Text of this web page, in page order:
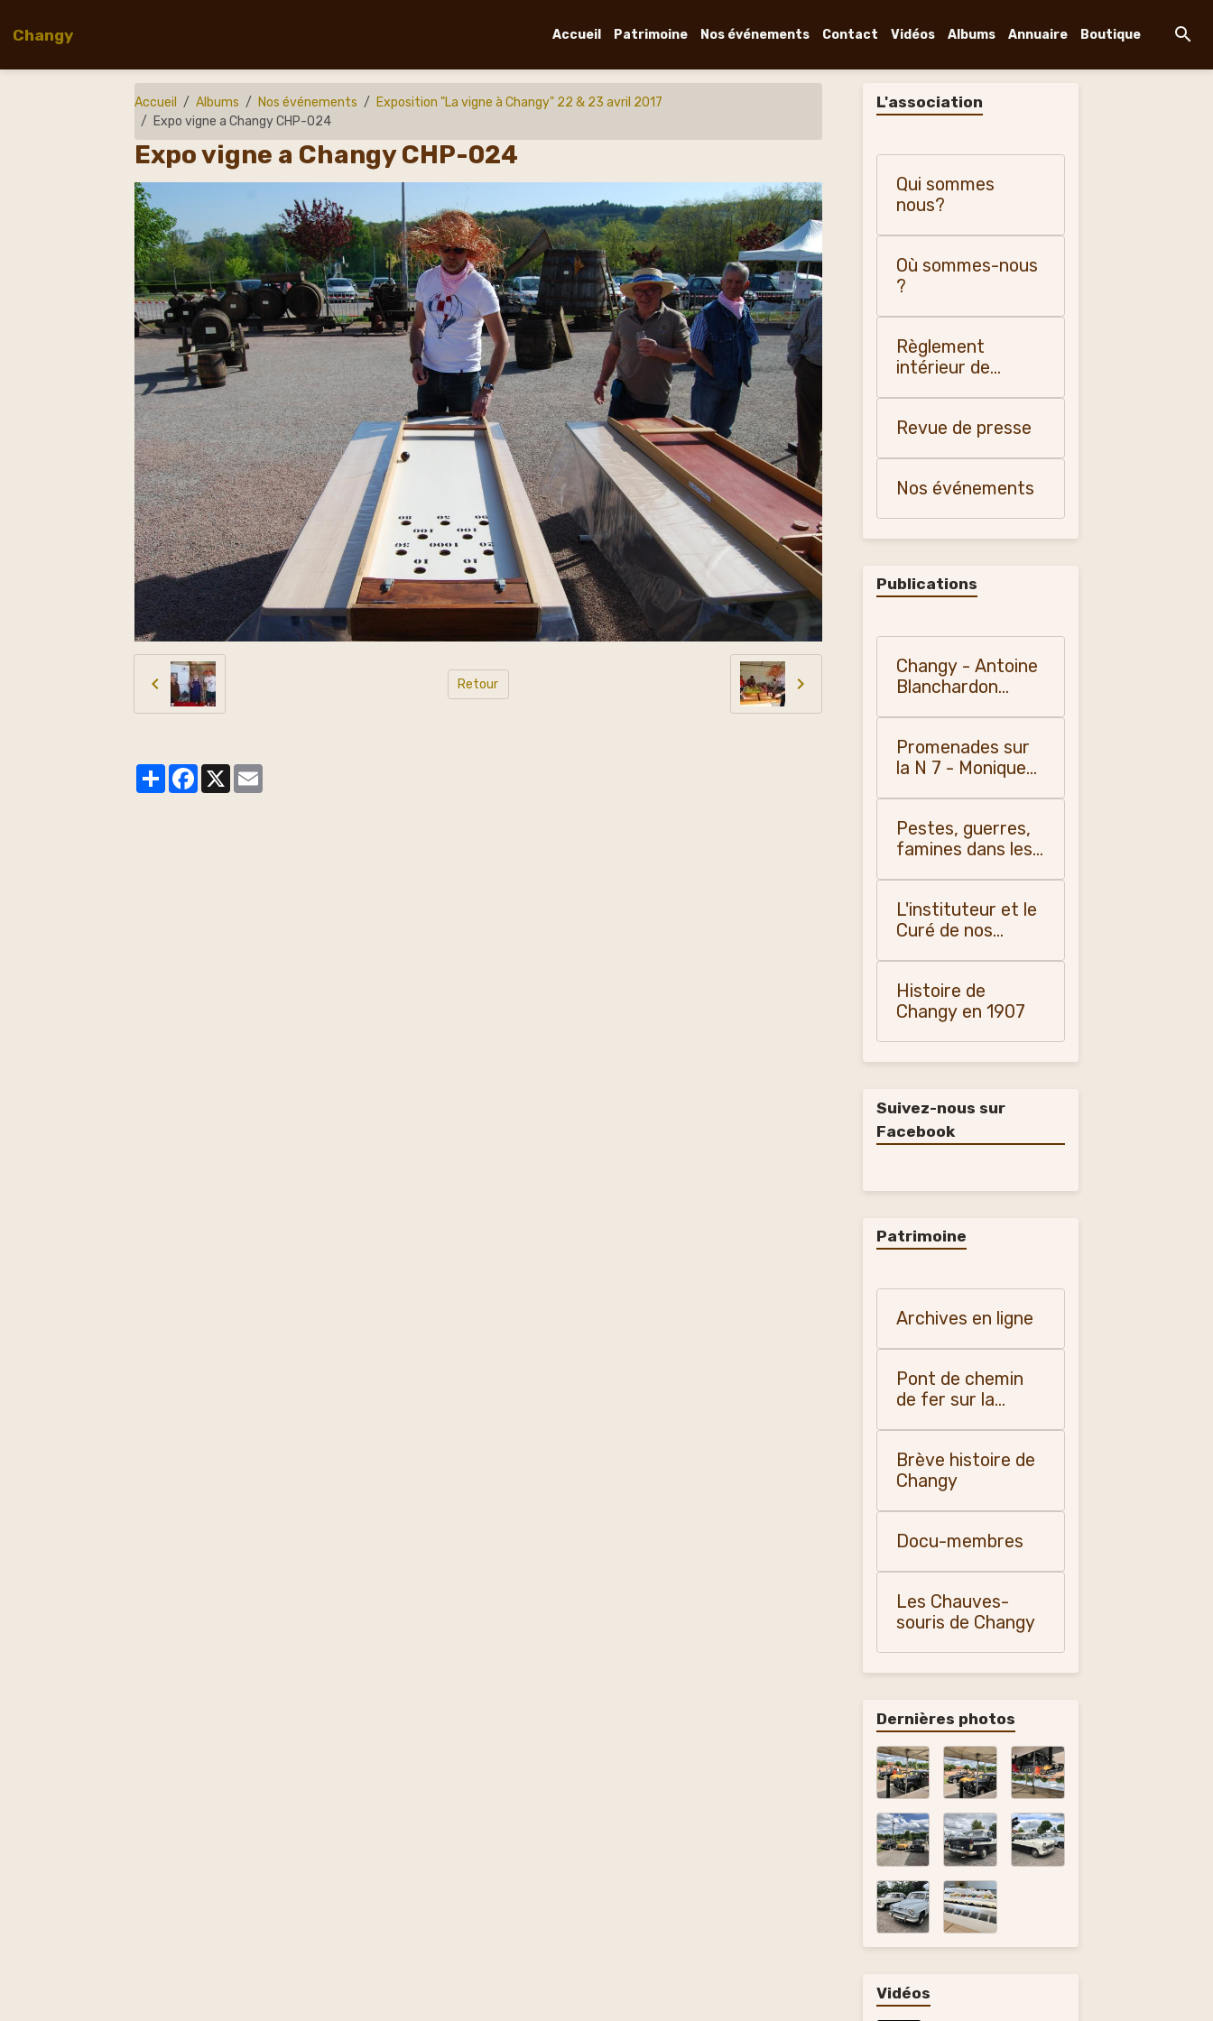
Changy Accueil Patrimoine Nos événements Contact Vidéos Albums Annuaire Boutique
Accueil Albums Nos événements
Exposition "La vigne à Changy" 22 & 23 avril 2017
Expo vigne a Changy CHP-024
Expo vigne a Changy CHP-024
Retour
PartagerFacebook
X
L'association
Qui sommes
nous?
Où sommes-nous
?
Règlement
intérieur de
Revue de presse
Nos événements
Publications
Changy - Antoine
Blanchardon
Promenades sur
la N 7 - Monique
Pestes, guerres,
famines dans les
Lyonnais -
Monique Vialla
L'instituteur et le
Curé de nos
Histoire de
Changy en 1907
Suivez-nous sur
Facebook
Patrimoine
Archives en ligne
Pont de chemin
de fer sur la
Brève histoire de
Changy
Docu-membres
Les Chauves-
souris de Changy
Dernières photos
Vidéos